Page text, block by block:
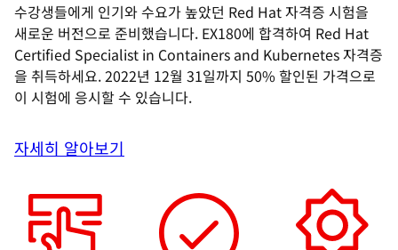
수강생들에게 인기와 수요가 높았던 Red Hat 자격증 시험을
새로운 버전으로 준비했습니다. EX180에 합격하여 Red Hat
Certified Specialist in Containers and Kubernetes 자격증
을 취득하세요. 2022년 12월 31일까지 50% 할인된 가격으로
이 시험에 응시할 수 있습니다.
자세히 알아보기